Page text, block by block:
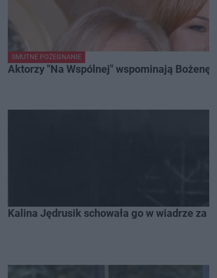
SMUTNE POŻEGNANIE
Aktorzy "Na Wspólnej" wspominają Bożenę
Kalina Jędrusik schowała go w wiadrze za